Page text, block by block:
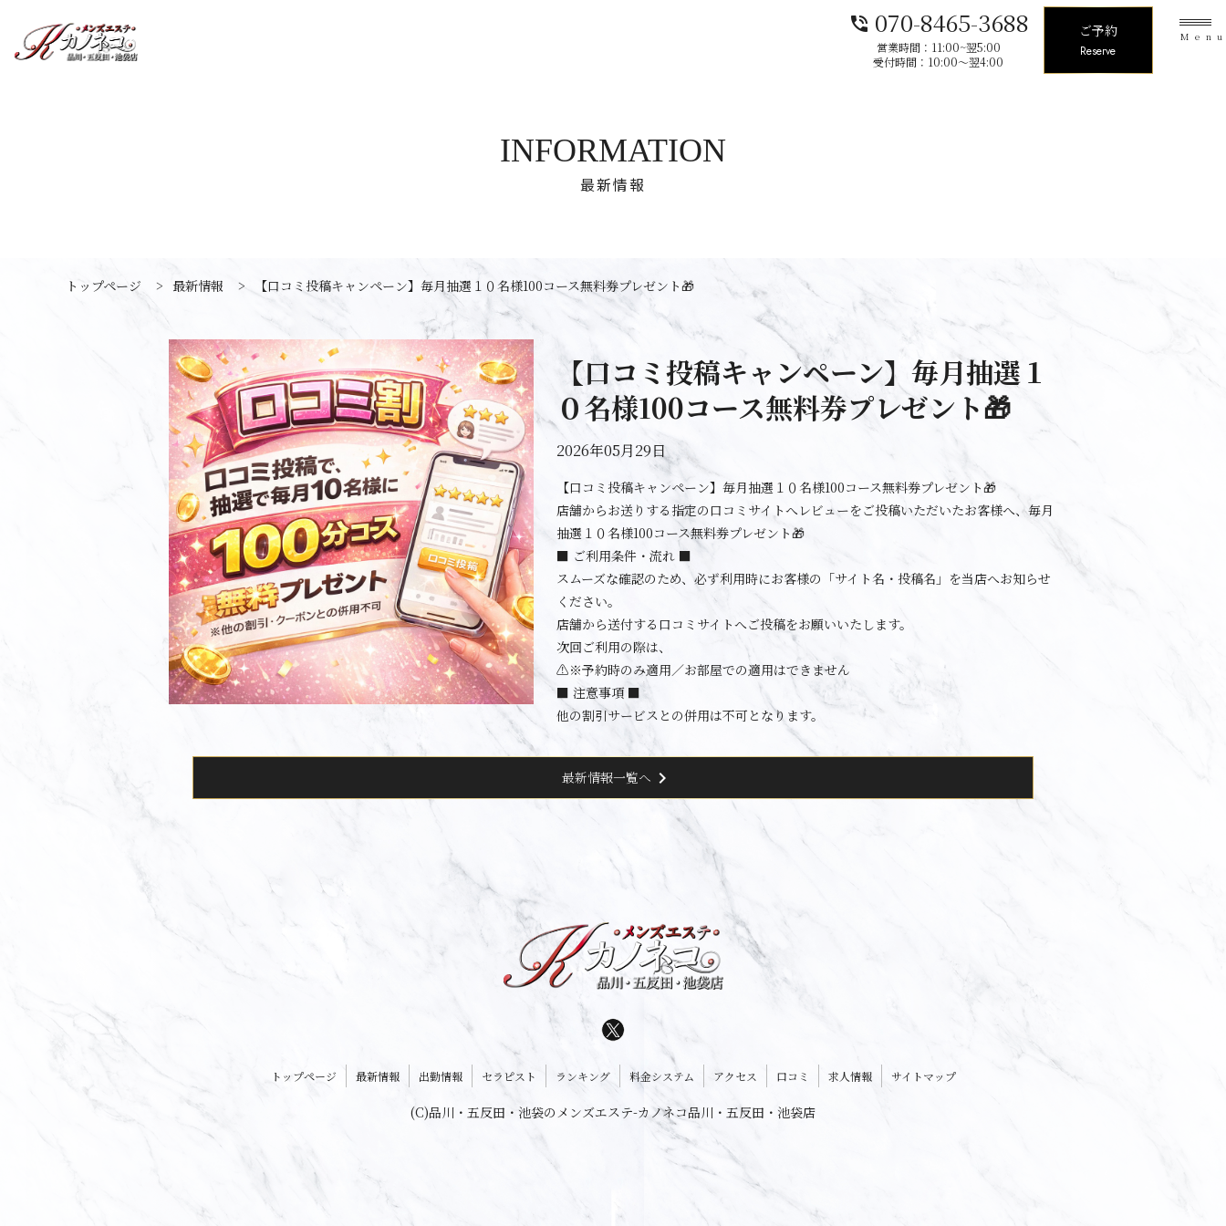
phone_in_talk 070-8465-3688
営業時間：11:00~翌5:00
受付時間：10:00〜翌4:00
ご予約
Reserve
最新情報
INFORMATION
トップページ > 最新情報 > 【口コミ投稿キャンペーン】毎月抽選１０名様100コース無料券プレゼント🎁
【口コミ投稿キャンペーン】毎月抽選１
０名様100コース無料券プレゼント🎁
2026年05月29日
【口コミ投稿キャンペーン】毎月抽選１０名様100コース無料券プレゼント🎁
店舗からお送りする指定の口コミサイトへレビューをご投稿いただいたお客様へ、毎月
抽選１０名様100コース無料券プレゼント🎁
■ ご利用条件・流れ ■
スムーズな確認のため、必ず利用時にお客様の「サイト名・投稿名」を当店へお知らせ
ください。
店舗から送付する口コミサイトへご投稿をお願いいたします。
次回ご利用の際は、
⚠️※予約時のみ適用／お部屋での適用はできません
■ 注意事項 ■
他の割引サービスとの併用は不可となります。
最新情報一覧へ chevron_right
トップページ 最新情報 出勤情報 セラピスト ランキング 料金システム アクセス 口コミ 求人情報 サイトマップ
(C)品川・五反田・池袋のメンズエステ-カノネコ品川・五反田・池袋店